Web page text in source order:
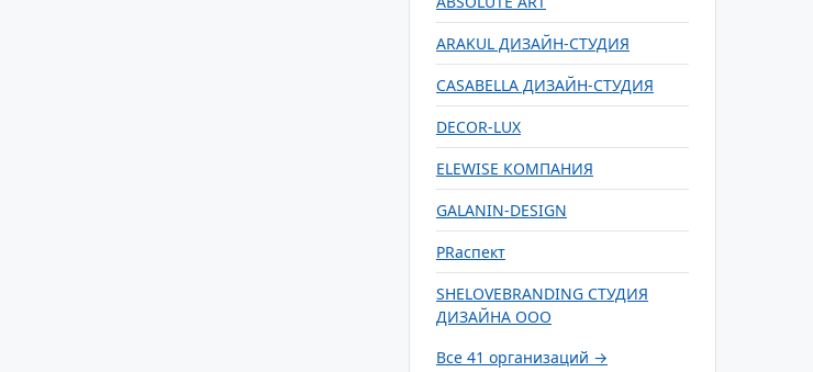
ARAKUL ДИЗАЙН-СТУДИЯ
CASABELLA ДИЗАЙН-СТУДИЯ
DECOR-LUX
ELEWISE КОМПАНИЯ
GALANIN-DESIGN
PRаспект
SHELOVEBRANDING СТУДИЯ
ДИЗАЙНА ООО
Все 41 организаций →